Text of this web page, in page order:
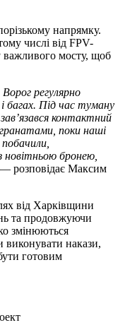
напрямку.
числі від FPV-
важливого мосту, щоб
регулярно
багах. Під час туману
контактний
поки наші
новітньою бронею,
розповідає Максим
від Харківщини
та продовжуючи
змінюються
виконувати накази,
готовим